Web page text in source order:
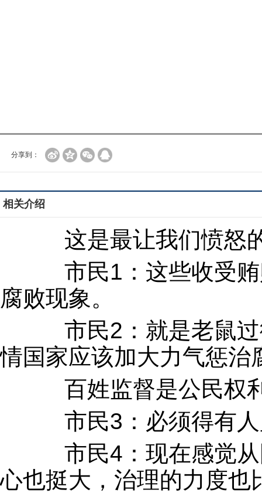
分享到：
相关介绍
这是最让我们愤怒
市民1：这些收受贿
腐败现象。
市民2：就是老鼠过
情国家应该加大力气惩治
百姓监督是公民权
市民3：必须得有人
市民4：现在感觉从
心也挺大，治理的力度也